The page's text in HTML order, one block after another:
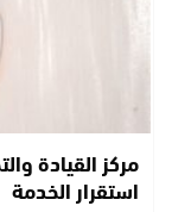
مركز القيادة
استقرار الخدمة